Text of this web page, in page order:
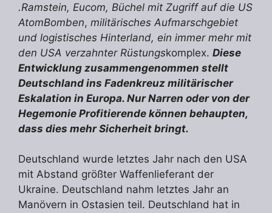
.Ramstein, Eucom, Büchel mit Zugriff auf die US
AtomBomben, militärisches Aufmarschgebiet
und logistisches Hinterland, ein immer mehr mit
den USA verzahnter Rüstungskomplex. Diese
Entwicklung zusammengenommen stellt
Deutschland ins Fadenkreuz militärischer
Eskalation in Europa. Nur Narren oder von der
Hegemonie Profitierende können behaupten,
dass dies mehr Sicherheit bringt.
Deutschland wurde letztes Jahr nach den USA
mit Abstand größter Waffenlieferant der
Ukraine. Deutschland nahm letztes Jahr an
Manövern in Ostasien teil. Deutschland hat in